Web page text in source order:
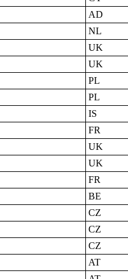
AD
NL
UK
UK
PL
PL
IS
FR
UK
UK
FR
BE
CZ
CZ
CZ
AT